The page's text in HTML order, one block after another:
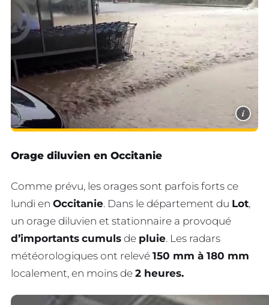
i
Orage diluvien en Occitanie
Comme prévu, les orages sont parfois forts ce
lundi en Occitanie. Dans le département du Lot,
un orage diluvien et stationnaire a provoqué
d’importants cumuls de pluie. Les radars
météorologiques ont relevé 150 mm à 180 mm
localement, en moins de 2 heures.